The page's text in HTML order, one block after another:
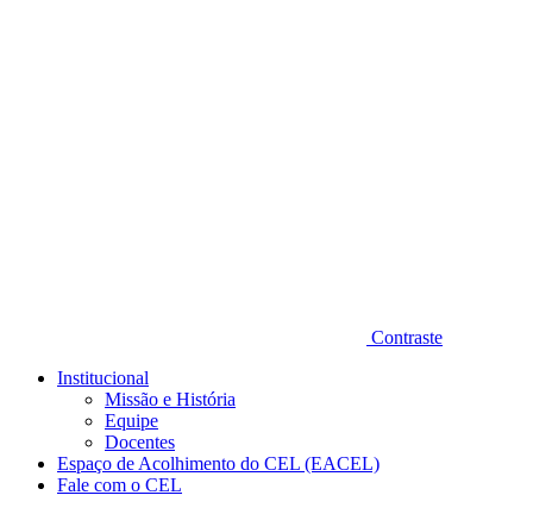
Contraste
Institucional
Missão e História
Equipe
Docentes
Espaço de Acolhimento do CEL (EACEL)
Fale com o CEL